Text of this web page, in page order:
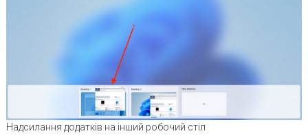
Надсилання додатків на інший робочий стіл